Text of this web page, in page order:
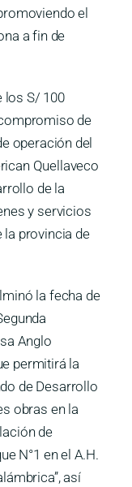
el
a fin de
los S/ 100
de
operación del
Quellaveco
de la
y servicios
la provincia de
la fecha de
Anglo
permitirá la
de Desarrollo
obras en la
de
N°1 en el A.H.
así